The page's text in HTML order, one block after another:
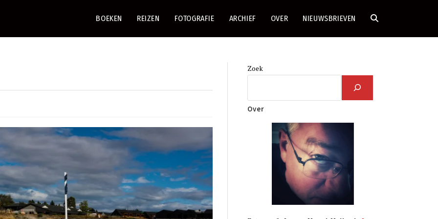
BOEKEN REIZEN FOTOGRAFIE ARCHIEF OVER NIEUWSBRIEVEN TOGGLE
Zoek
Over